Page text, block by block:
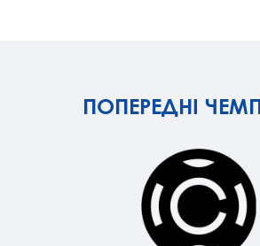
ПОПЕРЕДНІ